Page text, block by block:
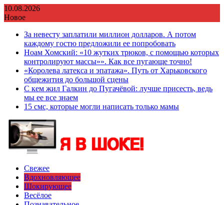
Перейти
к
10.08.2026
Новое
За невесту заплатили миллион долларов. А потом
каждому гостю предложили ее попробовать
Ноам Хомский: «10 жутких трюков, с помощью которых
контролируют массы»». Как все пугающе точно!
«Королева латекса и эпатажа». Путь от Харьковского
общежития до большой сцены
С кем жил Галкин до Пугачёвой: лучше присесть, ведь
мы ее все знаем
15 смс, которые могли написать только мамы
Свежее
Вдохновляющее
Шокирующее
Весёлое